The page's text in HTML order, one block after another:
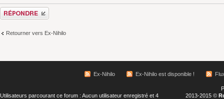
Répondre
Retourner vers Ex-Nihilo
Ex-Nihilo Ex-Nihilo est disponible !
Utilisateurs parcourant ce forum : Aucun utilisateur enregistré et 4
2013-2015 ©